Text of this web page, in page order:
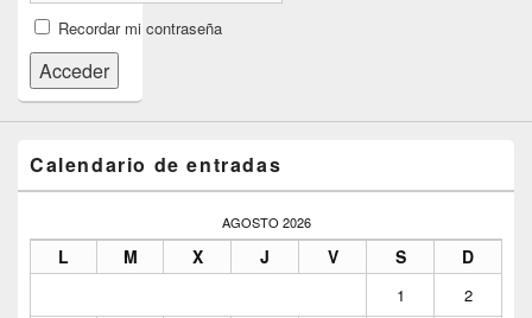
Recordar mi contraseña
Acceder
Calendario de entradas
AGOSTO 2026
L M X J V S D
1
2